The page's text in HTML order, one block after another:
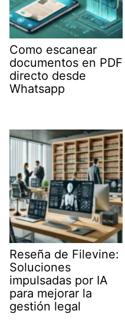
Como escanear
documentos en PDF
directo desde
Whatsapp
Reseña de Filevine:
Soluciones
impulsadas por IA
para mejorar la
gestión legal